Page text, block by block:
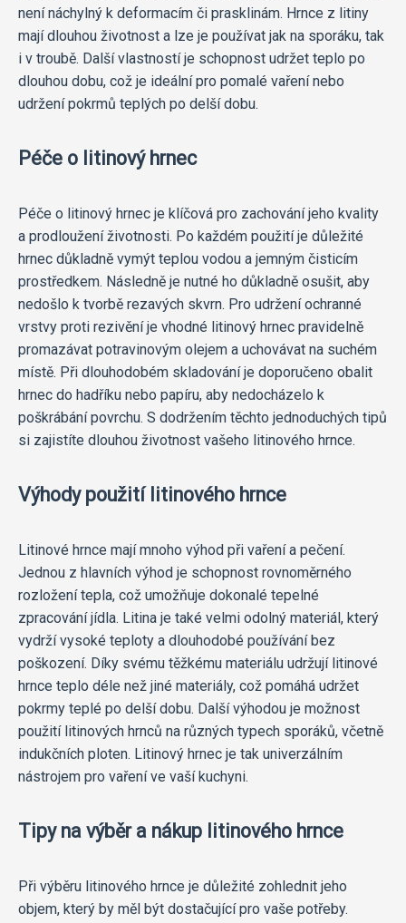
není náchylný k deformacím či prasklinám. Hrnce z litiny
mají dlouhou životnost a lze je používat jak na sporáku, tak
i v troubě. Další vlastností je schopnost udržet teplo po
dlouhou dobu, což je ideální pro pomalé vaření nebo
udržení pokrmů teplých po delší dobu.
Péče o litinový hrnec
Péče o litinový hrnec je klíčová pro zachování jeho kvality
a prodloužení životnosti. Po každém použití je důležité
hrnec důkladně vymýt teplou vodou a jemným čisticím
prostředkem. Následně je nutné ho důkladně osušit, aby
nedošlo k tvorbě rezavých skvrn. Pro udržení ochranné
vrstvy proti rezivění je vhodné litinový hrnec pravidelně
promazávat potravinovým olejem a uchovávat na suchém
místě. Při dlouhodobém skladování je doporučeno obalit
hrnec do hadříku nebo papíru, aby nedocházelo k
poškrábání povrchu. S dodržením těchto jednoduchých tipů
si zajistíte dlouhou životnost vašeho litinového hrnce.
Výhody použití litinového hrnce
Litinové hrnce mají mnoho výhod při vaření a pečení.
Jednou z hlavních výhod je schopnost rovnoměrného
rozložení tepla, což umožňuje dokonalé tepelné
zpracování jídla. Litina je také velmi odolný materiál, který
vydrží vysoké teploty a dlouhodobé používání bez
poškození. Díky svému těžkému materiálu udržují litinové
hrnce teplo déle než jiné materiály, což pomáhá udržet
pokrmy teplé po delší dobu. Další výhodou je možnost
použití litinových hrnců na různých typech sporáků, včetně
indukčních ploten. Litinový hrnec je tak univerzálním
nástrojem pro vaření ve vaší kuchyni.
Tipy na výběr a nákup litinového hrnce
Při výběru litinového hrnce je důležité zohlednit jeho
objem, který by měl být dostačující pro vaše potřeby.